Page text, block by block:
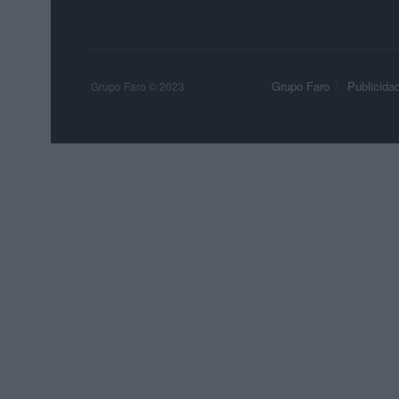
Grupo Faro Publicidad
Grupo Faro © 2023